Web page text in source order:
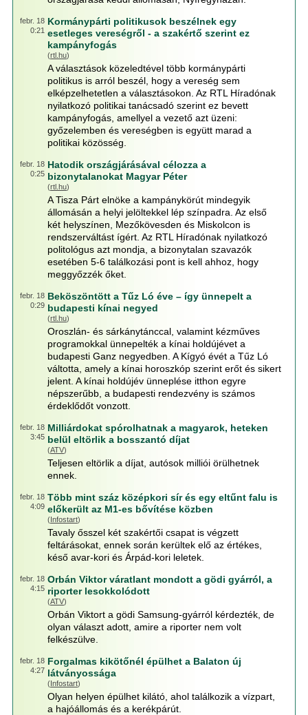
febr. 18
0:21
Kormánypárti politikusok beszélnek egy
esetleges vereségről - a szakértő szerint ez
kampányfogás
(rtl.hu)
A választások közeledtével több kormánypárti
politikus is arról beszél, hogy a vereség sem
elképzelhetetlen a választásokon. Az RTL Híradónak
nyilatkozó politikai tanácsadó szerint ez bevett
kampányfogás, amellyel a vezető azt üzeni:
győzelemben és vereségben is együtt marad a
politikai közösség.
febr. 18
0:25
Hatodik országjárásával célozza a
bizonytalanokat Magyar Péter
(rtl.hu)
A Tisza Párt elnöke a kampánykörút mindegyik
állomásán a helyi jelöltekkel lép színpadra. Az első
két helyszínen, Mezőkövesden és Miskolcon is
rendszerváltást ígért. Az RTL Híradónak nyilatkozó
politológus azt mondja, a bizonytalan szavazók
esetében 5-6 találkozási pont is kell ahhoz, hogy
meggyőzzék őket.
febr. 18
0:29
Beköszöntött a Tűz Ló éve – így ünnepelt a
budapesti kínai negyed
(rtl.hu)
Oroszlán- és sárkánytánccal, valamint kézműves
programokkal ünnepelték a kínai holdújévet a
budapesti Ganz negyedben. A Kígyó évét a Tűz Ló
váltotta, amely a kínai horoszkóp szerint erőt és sikert
jelent. A kínai holdújév ünneplése itthon egyre
népszerűbb, a budapesti rendezvény is számos
érdeklődőt vonzott.
febr. 18
3:45
Milliárdokat spórolhatnak a magyarok, heteken
belül eltörlik a bosszantó díjat
(ATV)
Teljesen eltörlik a díjat, autósok milliói örülhetnek
ennek.
febr. 18
4:09
Több mint száz középkori sír és egy eltűnt falu is
előkerült az M1-es bővítése közben
(Infostart)
Tavaly ősszel két szakértői csapat is végzett
feltárásokat, ennek során kerültek elő az értékes,
késő avar-kori és Árpád-kori leletek.
febr. 18
4:15
Orbán Viktor váratlant mondott a gödi gyárról, a
riporter lesokkolódott
(ATV)
Orbán Viktort a gödi Samsung-gyárról kérdezték, de
olyan választ adott, amire a riporter nem volt
felkészülve.
febr. 18
4:27
Forgalmas kikötőnél épülhet a Balaton új
látványossága
(Infostart)
Olyan helyen épülhet kilátó, ahol találkozik a vízpart,
a hajóállomás és a kerékpárút.